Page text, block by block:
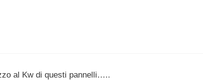
al Kw di questi pannelli…..